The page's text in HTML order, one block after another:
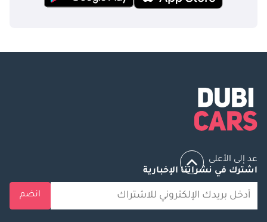
عد إلى الأعلى
اشترك في نشراتنا الإخبارية
انضم